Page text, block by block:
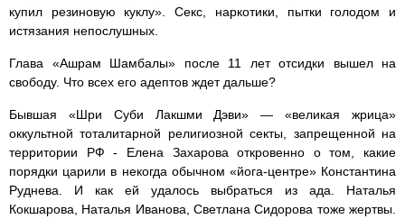
купил резиновую куклу». Секс, наркотики, пытки голодом и
истязания непослушных.
Глава «Ашрам Шамбалы» после 11 лет отсидки вышел на
свободу. Что всех его адептов ждет дальше?
Бывшая «Шри Суби Лакшми Дэви» — «великая жрица»
оккультной тоталитарной религиозной секты, запрещенной на
территории РФ - Елена Захарова откровенно о том, какие
порядки царили в некогда обычном «йога-центре» Константина
Руднева. И как ей удалось выбраться из ада. Наталья
Кокшарова, Наталья Иванова, Светлана Сидорова тоже жертвы.